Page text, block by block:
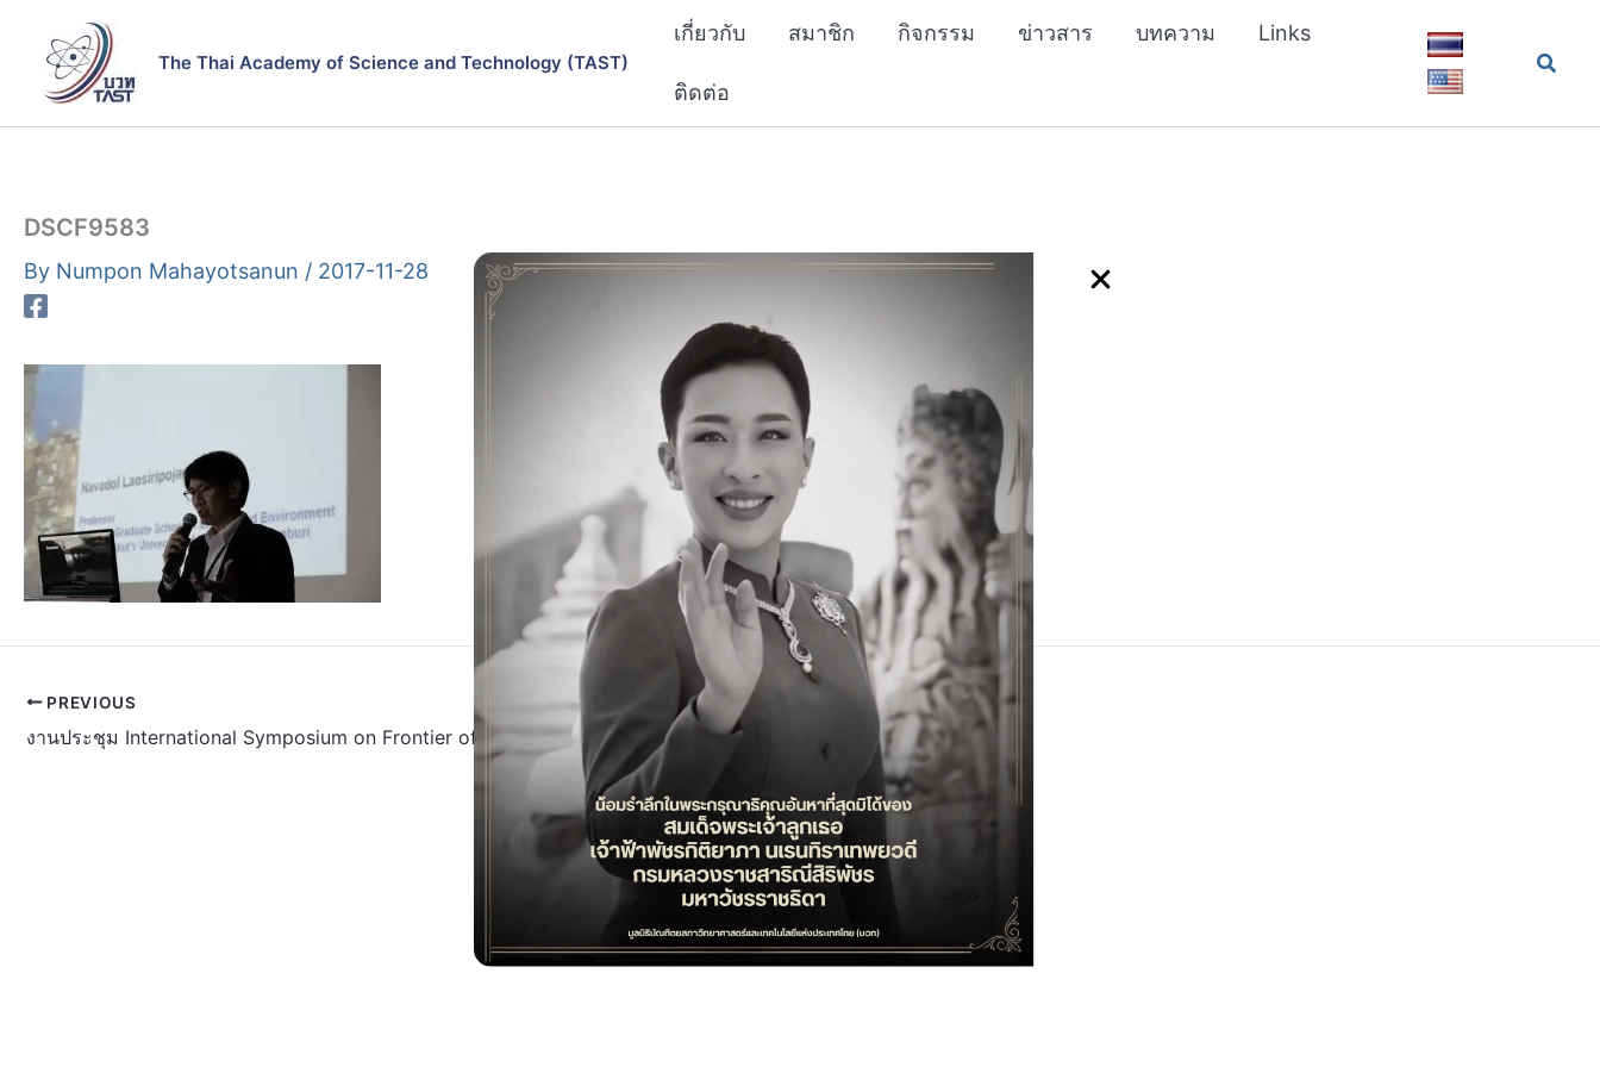
content
The Thai Academy of Science and Technology (TAST)
เกี่ยวกับ สมาชิก กิจกรรม ข่าวสาร บทความ Links
ติดต่อ
DSCF9583
By Numpon Mahayotsanun / 2017-11-28
PREVIOUS
งานประชุม International Symposium on Frontier of Science, Technology and Engineering 2017: FOSTE 2017